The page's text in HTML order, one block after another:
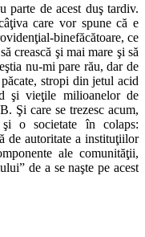
parte de acest duş tardiv.
care vor spune că e
binefăcătoare, ce
crească şi mai mare şi să
nu-mi pare rău, dar de
stropi din jetul acid
şi vieţile milioanelor de
Şi care se trezesc acum,
o societate în colaps:
de autoritate a instituţiilor
ale comunităţii,
de a se naşte pe acest